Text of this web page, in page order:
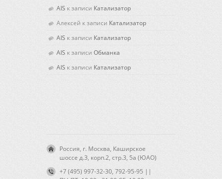
AIS к записи Катализатор
Алексей к записи Катализатор
AIS к записи Катализатор
AIS к записи Обманка
AIS к записи Катализатор
Россия, г. Москва, Каширское
шоссе д.3, корп.2, стр.3, 5а (ЮАО)
+7 (495) 997-32-30, 792-95-95 ||